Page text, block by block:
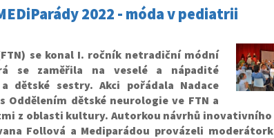
2022 - móda v pediatrii
se konal I. ročník netradiční módní
se zaměřila na veselé a nápadité
dětské sestry. Akci pořádala Nadace
Oddělením dětské neurologie ve FTN a
z oblasti kultury. Autorkou návrhů inovativního
Follová a Mediparádou provázeli